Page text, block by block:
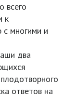
всего
к
с многими и
два
ответов на